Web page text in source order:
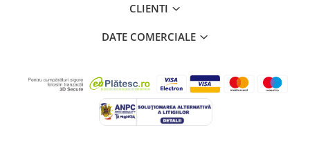
CLIENTI
DATE COMERCIALE